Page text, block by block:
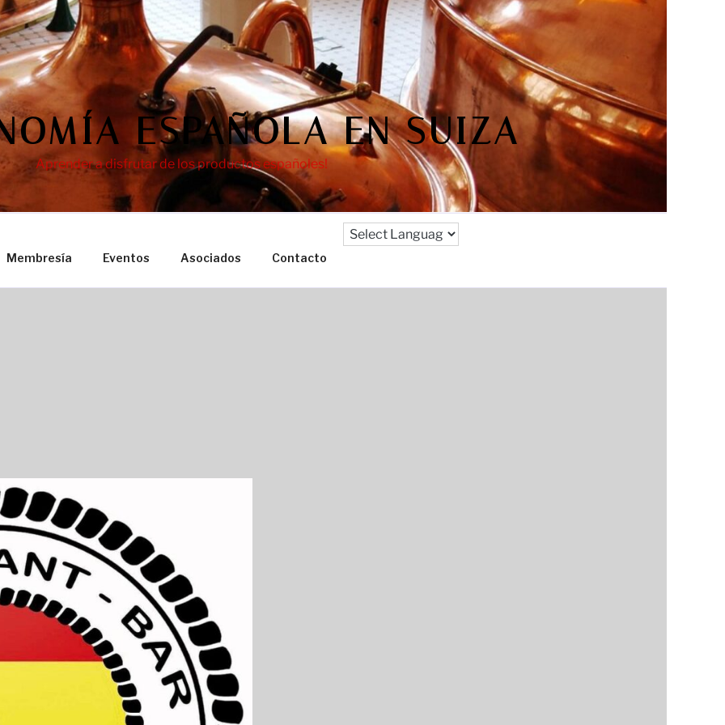
ESPAÑOLA EN SUIZA
Aprender a disfrutar de los productos españoles!
Membresía Eventos Asociados Contacto